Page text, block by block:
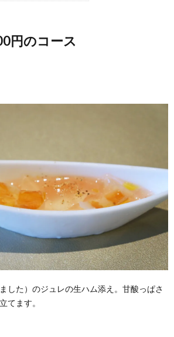
円のコース
した）のジュレの生ハム添え。甘酸っぱさ
てます。